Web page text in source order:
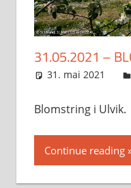
31.05.2021 –
31. mai 2021
Blomstring i Ulvik.
Continue reading